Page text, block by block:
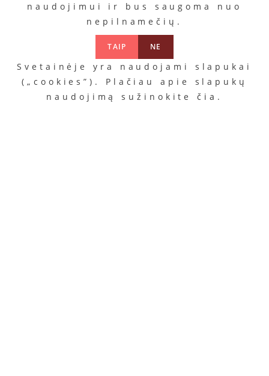
naudojimui ir bus saugoma nuo
nepilnamečių.
TAIP NE
Svetainėje yra naudojami slapukai
(„cookies”). Plačiau apie slapukų
naudojimą sužinokitečia .